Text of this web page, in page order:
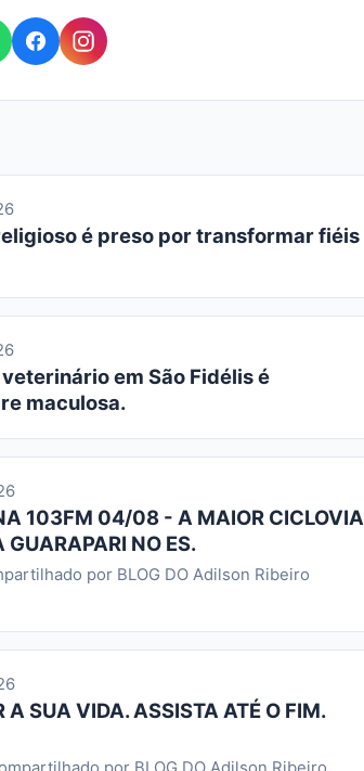
é preso por transformar fiéis
em São Fidélis é
maculosa.
103FM 04/08 - A MAIOR CICLOVIA
GUARAPARI NO ES.
por BLOG DO Adilson Ribeiro
SUA VIDA. ASSISTA ATÉ O FIM.